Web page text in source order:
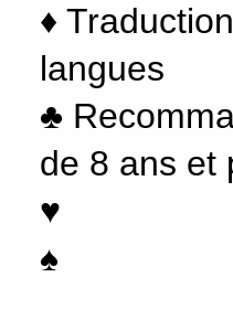
♦
langues
♣
de 8 ans et
♥
♠